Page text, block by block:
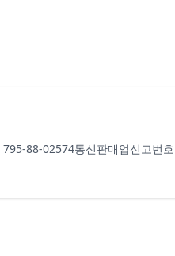
795-88-02574통신판매업신고번